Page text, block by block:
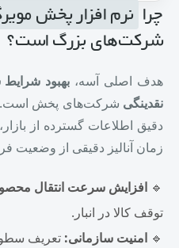
چرا نرم افزار پخش
شرکت‌های بزرگ است؟
هدف اصلی آسه، بهبود
نقدینگی شرکت‌های پخش است.
دقیق اطلاعات گسترده از
زمان آنالیز دقیقی از وضعیت
🔹 افزایش سرعت انتقال
توقف کالا در انبار.
🔹 امنیت سازمانی: تعریف